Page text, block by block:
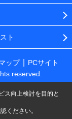
ト
ップ
PCサイト
reserved.
ス向上検討を目的と
ください。